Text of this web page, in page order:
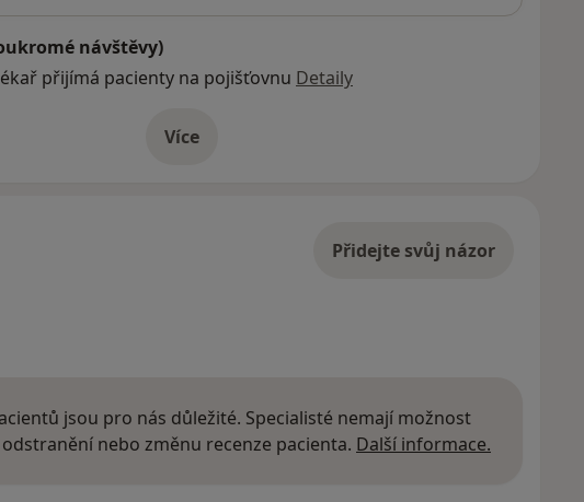
návštěvy)
přijímá pacienty na pojišťovnu Detaily
Víceo adrese
Přidejte svůj názor
jsou pro nás důležité. Specialisté nemají možnost
nebo změnu recenze pacienta. Další informace.